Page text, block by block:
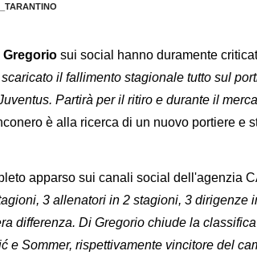
Gregorio sui social hanno duramente
il fallimento stagionale tutto sul
Partirà per il ritiro e durante il
è alla ricerca di un nuovo portiere e
apparso sui canali social dell'agenzia
3 allenatori in 2 stagioni, 3 dirigenze
differenza. Di Gregorio chiude la
e Sommer, rispettivamente vincitore del